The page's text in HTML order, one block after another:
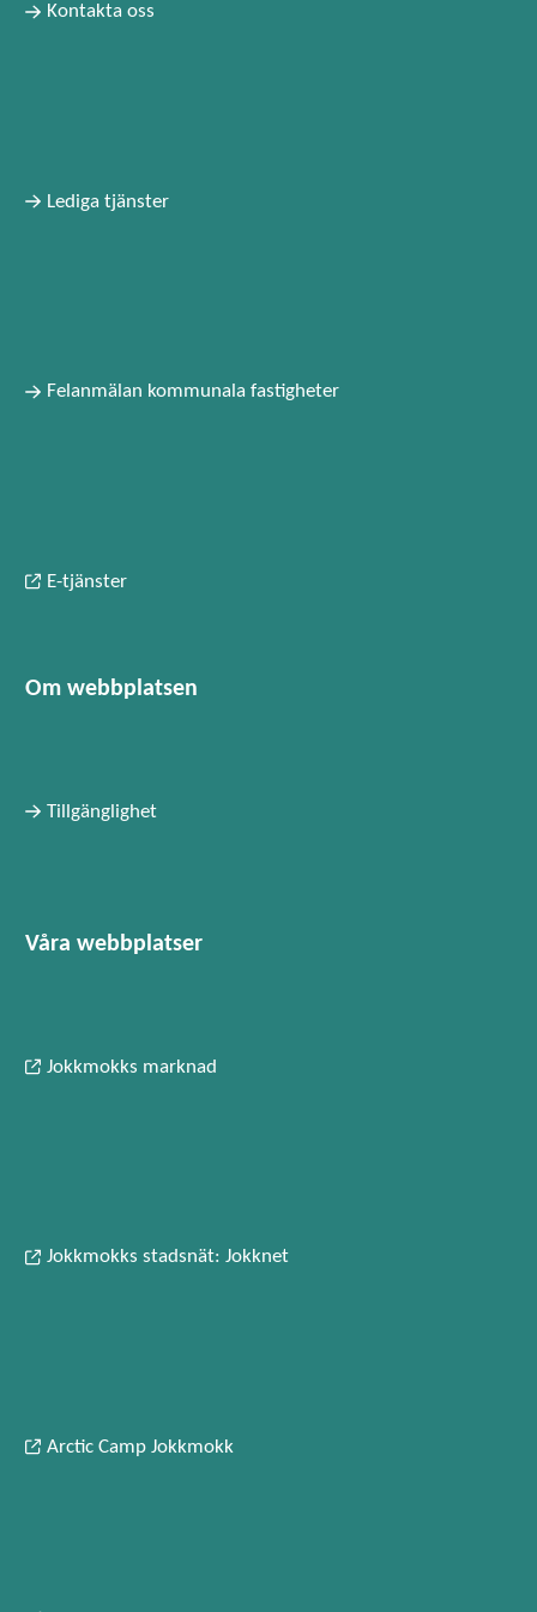
Kontakta oss
Lediga tjänster
Felanmälan kommunala fastigheter
E-tjänster
Om webbplatsen
Tillgänglighet
Våra webbplatser
Jokkmokks marknad
Jokkmokks stadsnät: Jokknet
Arctic Camp Jokkmokk